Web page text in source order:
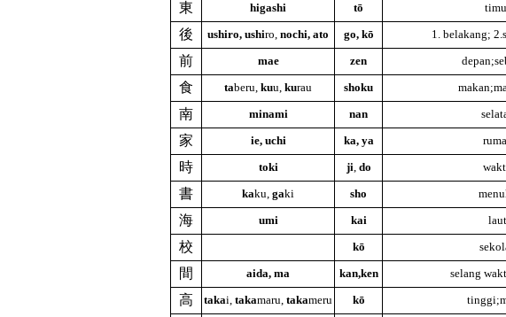
東 higashi tō
後 ushiro, ushiro, nochi, ato go, kō 1. belakang;
前 mae zen
食 taberu, kuu, kurau shoku
南 minami nan
家 ie, uchi ka, ya
時 toki ji do
書 kaku, gaki sho
海 umi kai laut
校 kō
間 aida, ma kan,ken selang
高 takai, takamaru, takameru kō